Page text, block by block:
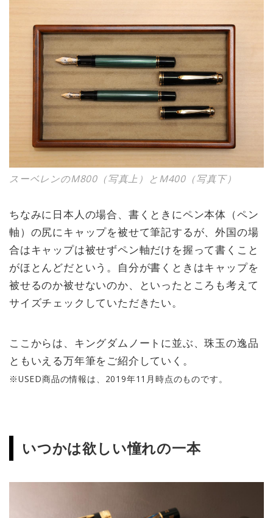
スーベレンのM800（写真上）とM400（写真下）
ちなみに日本人の場合、書くときにペン本体（ペン
軸）の尻にキャップを被せて筆記するが、外国の場
合はキャップは被せずペン軸だけを握って書くこと
がほとんどだという。自分が書くときはキャップを
被せるのか被せないのか、といったところも考えて
サイズチェックしていただきたい。
ここからは、キングダムノートに並ぶ、珠玉の逸品
ともいえる万年筆をご紹介していく。
※USED商品の情報は、2019年11月時点のものです。
いつかは欲しい憧れの一本